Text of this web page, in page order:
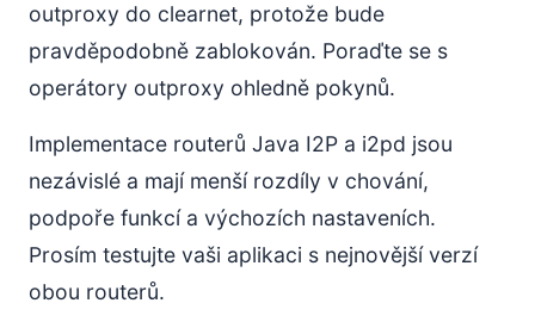
outproxy do clearnet, protože bude
pravděpodobně zablokován. Poraďte se s
operátory outproxy ohledně pokynů.
Implementace routerů Java I2P a i2pd jsou
nezávislé a mají menší rozdíly v chování,
podpoře funkcí a výchozích nastaveních.
Prosím testujte vaši aplikaci s nejnovější verzí
obou routerů.